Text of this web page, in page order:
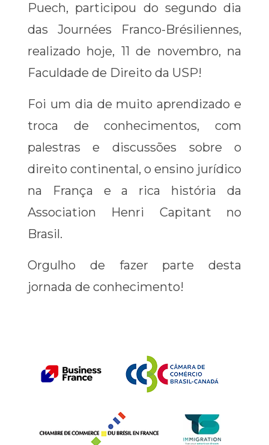
Puech, participou do segundo dia
das Journées Franco-Brésiliennes,
realizado hoje, 11 de novembro, na
Faculdade de Direito da USP!
Foi um dia de muito aprendizado e
troca de conhecimentos, com
palestras e discussões sobre o
direito continental, o ensino jurídico
na França e a rica história da
Association Henri Capitant no
Brasil.
Orgulho de fazer parte desta
jornada de conhecimento!